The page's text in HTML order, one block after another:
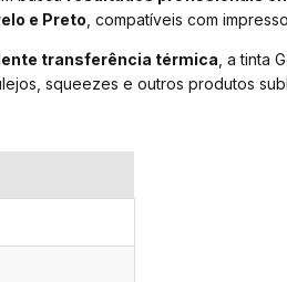
e Preto , compatíveis com
transferência térmica , a tinta
squeezes e outros produtos